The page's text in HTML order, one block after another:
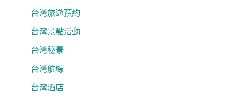
台灣旅遊預約
台灣景點活動
台灣秘景
台灣航線
台灣酒店